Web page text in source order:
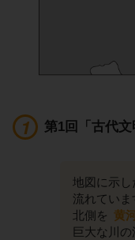
第1回「古代文
地図に示
流れていま
北側を 黄
巨大な川の